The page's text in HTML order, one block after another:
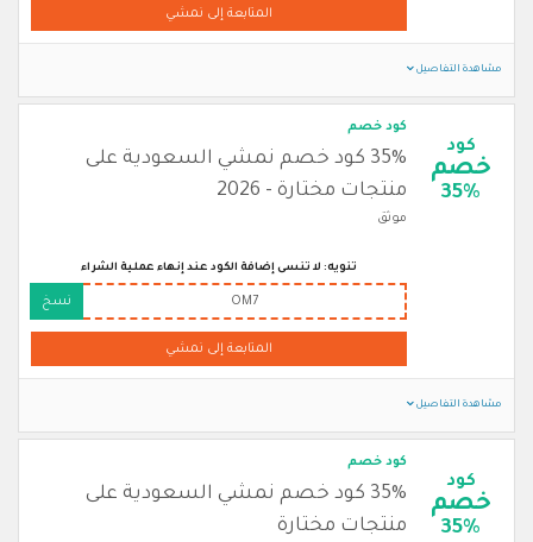
المتابعة إلى نمشي
مشاهدة التفاصيل
كود
خصم
35%
كود خصم
35% كود خصم نمشي السعودية على
منتجات مختارة - 2026
موثق
تنويه: لا تنسى إضافة الكود عند إنهاء عملية الشراء
OM7 نسخ
المتابعة إلى نمشي
مشاهدة التفاصيل
كود
خصم
35%
كود خصم
35% كود خصم نمشي السعودية على
منتجات مختارة